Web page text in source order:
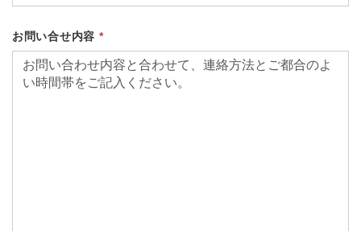
お問い合せ内容 *